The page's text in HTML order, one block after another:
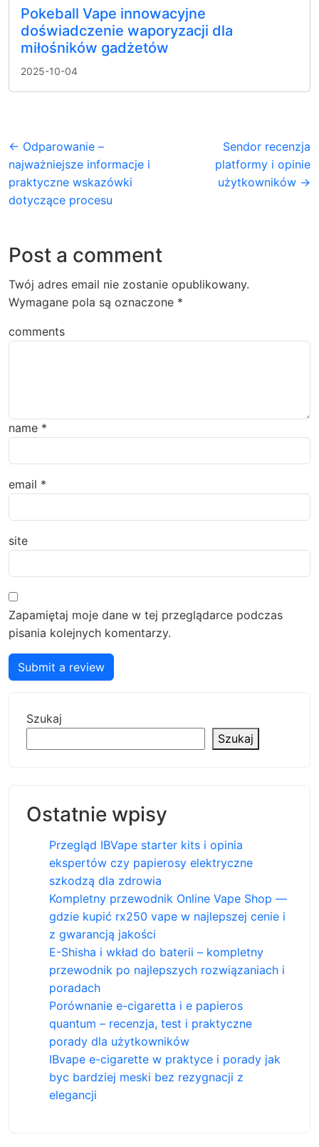
Pokeball Vape innowacyjne
doświadczenie waporyzacji dla
miłośników gadżetów
2025-10-04
← Odparowanie –
najważniejsze informacje i
praktyczne wskazówki
dotyczące procesu
Sendor recenzja
platformy i opinie
użytkowników →
Post a comment
Twój adres email nie zostanie opublikowany.
Wymagane pola są oznaczone *
comments
name *
email *
site
Zapamiętaj moje dane w tej przeglądarce podczas
pisania kolejnych komentarzy.
Submit a review
Szukaj
Szukaj
Ostatnie wpisy
Przegląd IBVape starter kits i opinia
ekspertów czy papierosy elektryczne
szkodzą dla zdrowia
Kompletny przewodnik Online Vape Shop —
gdzie kupić rx250 vape w najlepszej cenie i
z gwarancją jakości
E-Shisha i wkład do baterii – kompletny
przewodnik po najlepszych rozwiązaniach i
poradach
Porównanie e-cigaretta i e papieros
quantum – recenzja, test i praktyczne
porady dla użytkowników
IBvape e-cigarette w praktyce i porady jak
byc bardziej meski bez rezygnacji z
elegancji